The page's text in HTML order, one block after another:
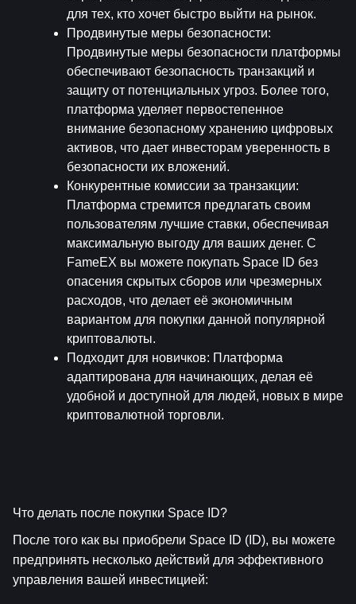
для тех, кто хочет быстро выйти на рынок.
Продвинутые меры безопасности:
Продвинутые меры безопасности платформы
обеспечивают безопасность транзакций и
защиту от потенциальных угроз. Более того,
платформа уделяет первостепенное
внимание безопасному хранению цифровых
активов, что дает инвесторам уверенность в
безопасности их вложений.
Конкурентные комиссии за транзакции:
Платформа стремится предлагать своим
пользователям лучшие ставки, обеспечивая
максимальную выгоду для ваших денег. С
FameEX вы можете покупать Space ID без
опасения скрытых сборов или чрезмерных
расходов, что делает её экономичным
вариантом для покупки данной популярной
криптовалюты.
Подходит для новичков: Платформа
адаптирована для начинающих, делая её
удобной и доступной для людей, новых в мире
криптовалютной торговли.
Что делать после покупки Space ID?
После того как вы приобрели Space ID (ID), вы можете
предпринять несколько действий для эффективного
управления вашей инвестицией: